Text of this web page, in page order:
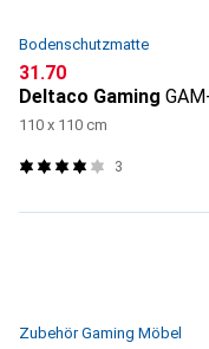
Bodenschutzmatte
CHF
31.70
Deltaco Gaming
110 x 110 cm
3
Zubehör Gaming Möbel